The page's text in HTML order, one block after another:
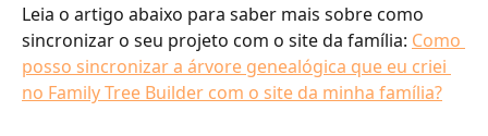
Leia o artigo abaixo para saber mais sobre como
sincronizar o seu projeto com o site da família: Como
posso sincronizar a árvore genealógica que eu criei
no Family Tree Builder com o site da minha família?